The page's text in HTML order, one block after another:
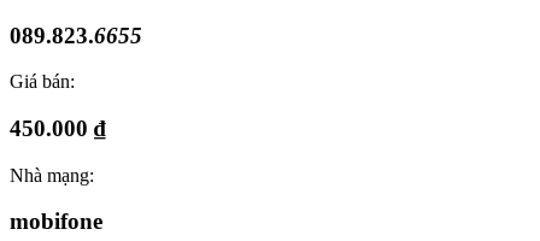
089.823.6655
Giá bán:
450.000 ₫
Nhà mạng:
mobifone